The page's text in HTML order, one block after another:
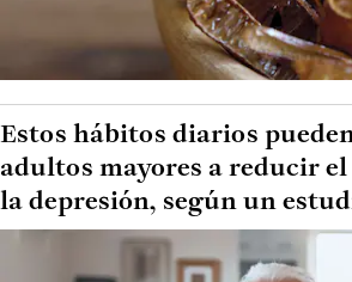
Estos hábitos diarios
adultos mayores a reducir
la depresión, según un